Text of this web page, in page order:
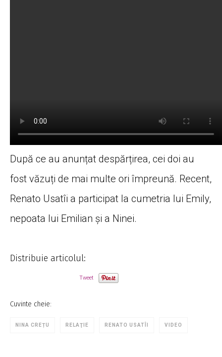
După ce au anunțat despărțirea, cei doi au
fost văzuți de mai multe ori împreună. Recent,
Renato Usatîi a participat la cumetria lui Emily,
nepoata lui Emilian și a Ninei.
Distribuie articolul:
Tweet
Cuvinte cheie:
NINA CREȚU RELAŢIE RENATO USATÎI VIDEO